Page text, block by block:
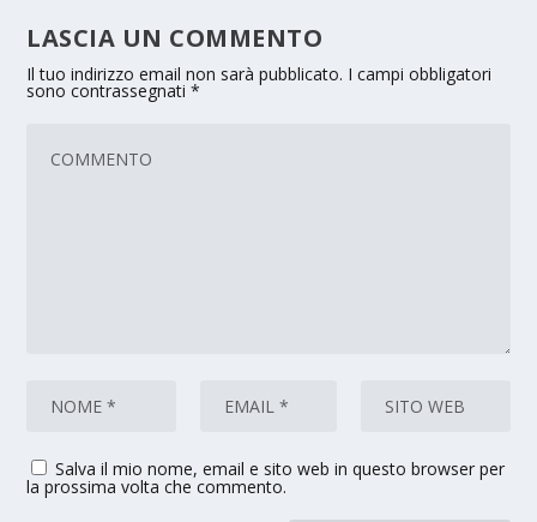
LASCIA UN COMMENTO
Il tuo indirizzo email non sarà pubblicato. I campi obbligatori
sono contrassegnati*
Salva il mio nome, email e sito web in questo browser per
la prossima volta che commento.